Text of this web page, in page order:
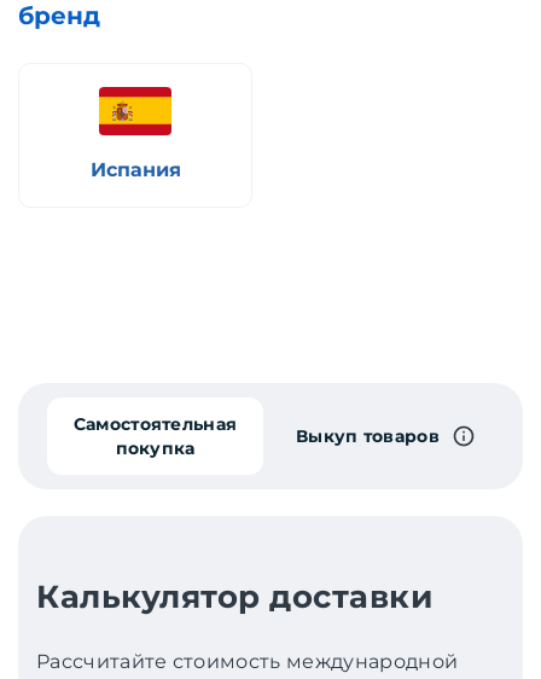
бренд
Испания
Самостоятельная
покупка
Выкуп товаров
Калькулятор доставки
Рассчитайте стоимость международной